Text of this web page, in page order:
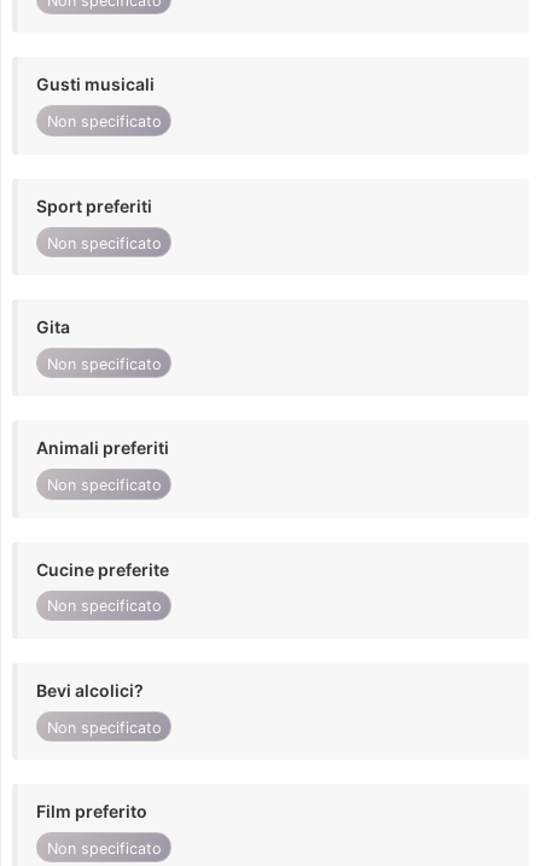
Gusti musicali
Non specificato
Sport preferiti
Non specificato
Gita
Non specificato
Animali preferiti
Non specificato
Cucine preferite
Non specificato
Bevi alcolici?
Non specificato
Film preferito
Non specificato